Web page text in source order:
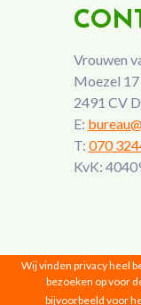
Vrouwen
Moezel 17
2491 CV
E:
T: 070
KvK:
Vrouwen
Wij vinden privacy heel
bezoeken op voor
bijvoorbeeld voor